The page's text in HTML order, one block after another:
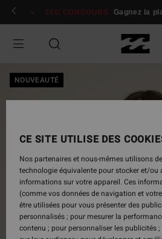
Passer
Se connecter / s'inscrire
JEU CONCOURS Gagnez la
NOUVEAUTÉ
CE SITE UTILISE DES
Nos partenaires et nous-mêmes utilisons
technologie équivalente pour stocker et/ou
informations sur votre appareil. Ces
(comme vos données de navigation et
être utilisées pour vous présenter des
personnalisés ; pour mesurer la
contenu ; pour personnaliser les publicités